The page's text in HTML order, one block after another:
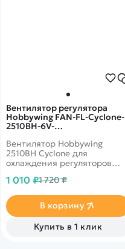
Вентилятор регулятора
Hobbywing FAN-FL-Cyclone-
2510BH-6V-
HW-30860008
Вентилятор Hobbywing
2510BH Cyclone для
охлаждения регуляторов
80A, XERUN XR10 PRO G2S.
1 010 ₽1 720 ₽
В корзину
Купить в 1 клик